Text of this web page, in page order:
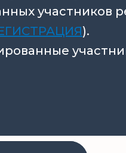
участников
).